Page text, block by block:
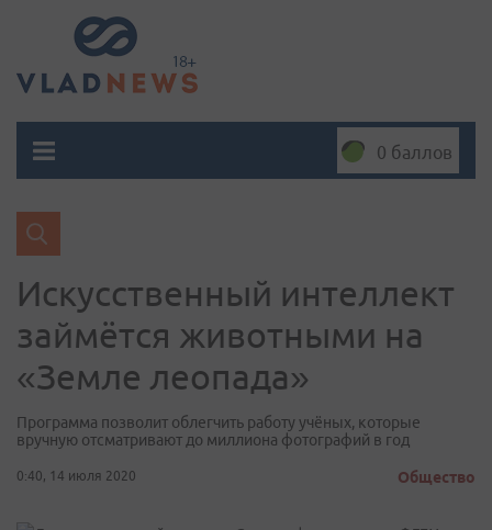
0 баллов
Искусственный интеллект
займётся животными на
«Земле леопада»
Программа позволит облегчить работу учёных, которые
вручную отсматривают до миллиона фотографий в год
0:40, 14 июля 2020 Общество